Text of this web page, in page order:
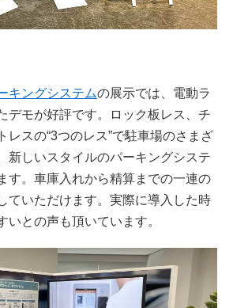
キングシステムの展示では、電動ラ
デモが好評です。ロック板レス、チ
レスの“3つのレス”で駐車場のさまざ
新しいスタイルのパーキングシステ
す。車庫入れから精算までの一連の
ていただけます。実際に導入した時
いとの声も頂いています。